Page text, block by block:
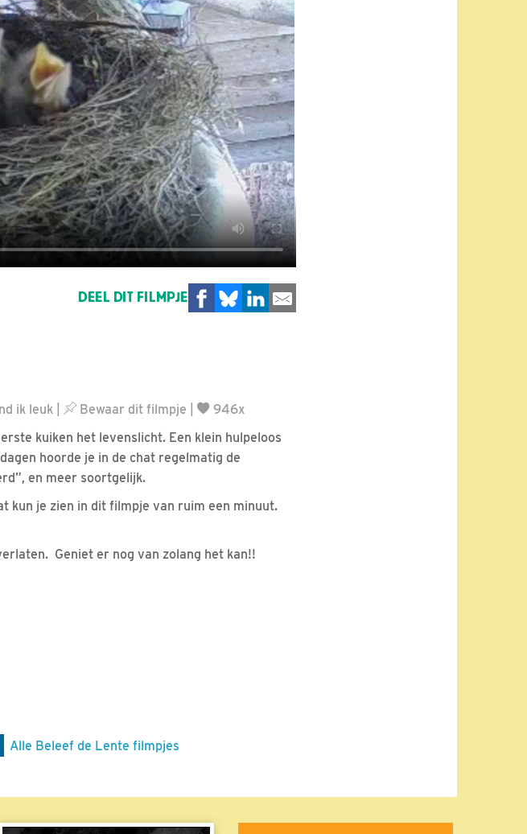
DEEL DIT FILMPJE
ik leuk Bewaar dit filmpje
946x
kuiken het levenslicht. Een klein hulpeloos
hoorde je in de chat regelmatig de
en meer soortgelijk.
kun je zien in dit filmpje van ruim een minuut.
Geniet er nog van zolang het kan!!
Alle Beleef de Lente filmpjes